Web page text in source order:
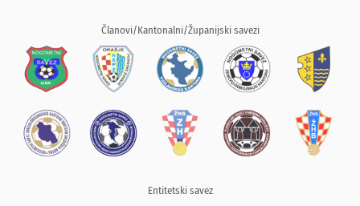
Članovi/Kantonalni/Županijski savezi
Entitetski savez